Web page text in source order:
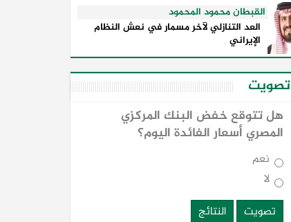
القبطان محمود المحمود
العد التنازلي لآخر مسمار في نعش النظام
الإيراني
تصويت
هل تتوقع خفض البنك المركزي
المصري أسعار الفائدة اليوم؟
نعم
لا
تصويت
النتائج